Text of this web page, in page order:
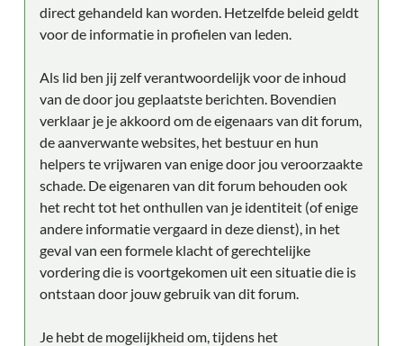
direct gehandeld kan worden. Hetzelfde beleid geldt
voor de informatie in profielen van leden.
Als lid ben jij zelf verantwoordelijk voor de inhoud
van de door jou geplaatste berichten. Bovendien
verklaar je je akkoord om de eigenaars van dit forum,
de aanverwante websites, het bestuur en hun
helpers te vrijwaren van enige door jou veroorzaakte
schade. De eigenaren van dit forum behouden ook
het recht tot het onthullen van je identiteit (of enige
andere informatie vergaard in deze dienst), in het
geval van een formele klacht of gerechtelijke
vordering die is voortgekomen uit een situatie die is
ontstaan door jouw gebruik van dit forum.
Je hebt de mogelijkheid om, tijdens het